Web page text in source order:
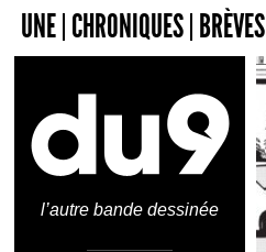
UNE CHRONIQUES BRÈVES
l’autre bande dessinée